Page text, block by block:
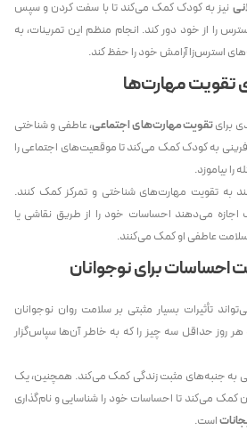
نیز به کودک کمک می‌کند تا با سفت کردن و سپس
را از خود دور کند. انجام منظم این تمرینات، به
استرس‌زا آرامش خود را حفظ کند.
تقویت مهارت‌ها
برایتقویت مهارت‌های اجتماعی، عاطفی و شناختی
به کودک کمک می‌کند تا موقعیت‌های اجتماعی را
بیاموزد.
به تقویت مهارت‌های شناختی و تمرکز کمک کنند.
اجازه می‌دهند احساسات خود را از طریق نقاشی یا
سلامت عاطفی او کمک می‌کنند.
احساسات برای نوجوانان
تأثیرات بسیار مثبتی بر سلامت روان نوجوانان
هر روز حداقل سه چیز را که به خاطر آن‌ها سپاس‌گزار
منفی به جنبه‌های مثبت زندگی کمک می‌کند. همچنین، یک
کمک می‌کند تا احساسات خود را شناسایی و نام‌گذاری
است.